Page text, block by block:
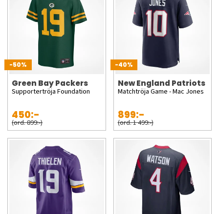
-50%
Green Bay Packers
Supportertröja Foundation
450:-
(ord. 899:-)
-40%
New England Patriots
Matchtröja Game - Mac Jones
899:-
(ord. 1 499:-)